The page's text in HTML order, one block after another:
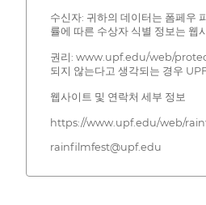
수신자: 귀하의 데이터는 폼페우
률에 따른 수상자 식별 정보는 웹
권리: www.upf.edu/web/
되지 않는다고 생각되는 경우
웹사이트 및 연락처 세부 정보
https://www.upf.edu/web/
rainfilmfest@upf.edu